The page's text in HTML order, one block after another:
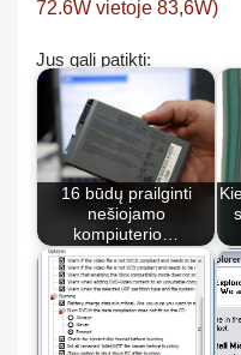
72.6W vietoje 83,6W)
Jus gali patikti:
16 būdų prailginti
nešiojamo
kompiuterio…